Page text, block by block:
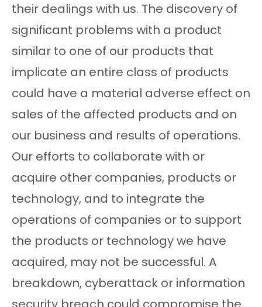
their dealings with us. The discovery of
significant problems with a product
similar to one of our products that
implicate an entire class of products
could have a material adverse effect on
sales of the affected products and on
our business and results of operations.
Our efforts to collaborate with or
acquire other companies, products or
technology, and to integrate the
operations of companies or to support
the products or technology we have
acquired, may not be successful. A
breakdown, cyberattack or information